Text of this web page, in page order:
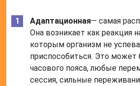
Адаптационная— самая
Она возникает как реакция
которым организм не
приспособиться. Это
часового пояса, любые
сессия, сильные